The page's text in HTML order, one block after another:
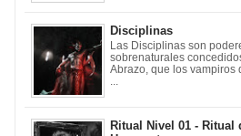
Disciplinas
Las Disciplinas son
sobrenaturales
Abrazo, que los vampiros
Ritual Nivel 01 - Ritual